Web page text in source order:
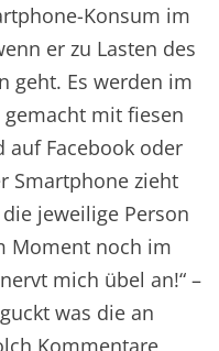
Konsum im
er zu Lasten des
geht. Es werden im
mit fiesen
auf Facebook oder
Smartphone zieht
jeweilige Person
Moment noch im
mich übel an!“ –
was die an
Kommentare